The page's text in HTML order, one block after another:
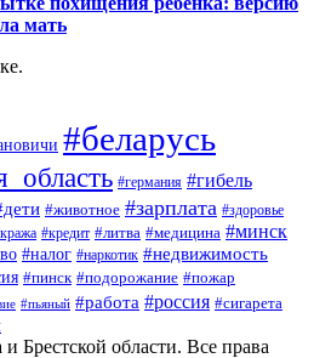
мать
#беларусь
#германия #гибель
#животное #зарплата #здоровье
#кредит #литва #медицина #минск
#налог #наркотик #недвижимость
#пинск #подорожание #пожар
#пьяный #работа #россия #сигарета
Брестской области. Все права